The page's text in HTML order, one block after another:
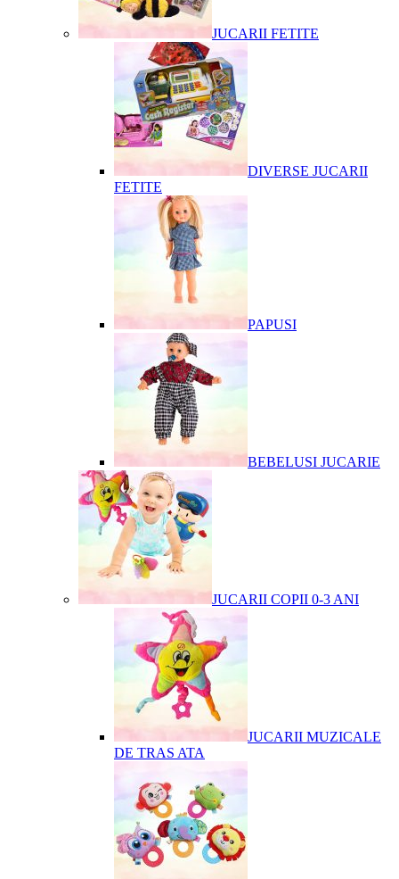
JUCARII FETITE
DIVERSE JUCARII
FETITE
PAPUSI
BEBELUSI JUCARIE
JUCARII COPII 0-3 ANI
JUCARII MUZICALE
DE TRAS ATA